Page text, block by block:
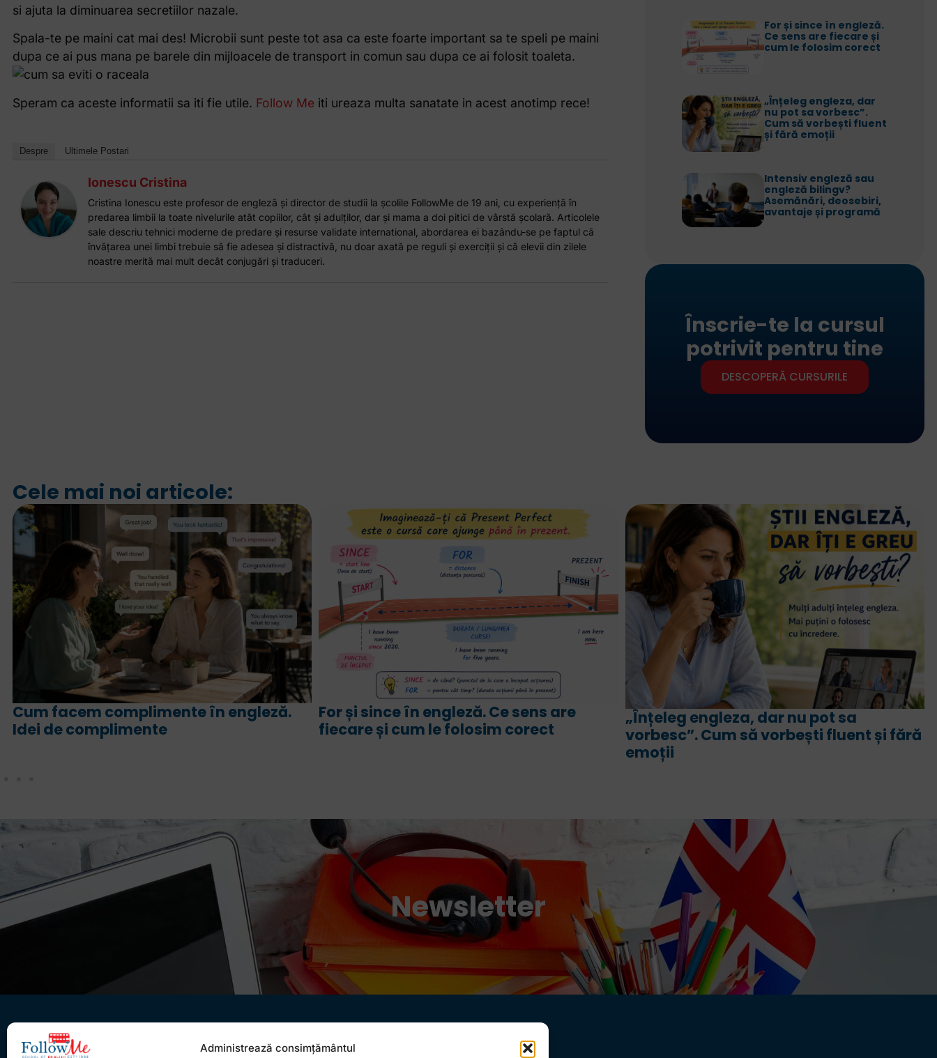
Administrează consimțământul
si ajuta la diminuarea secretiilor nazale.
Spala-te pe maini cat mai des! Microbii sunt peste tot asa ca este foarte important sa te speli pe maini
dupa ce ai pus mana pe barele din mijloacele de transport in comun sau dupa ce ai folosit toaleta.
Speram ca aceste informatii sa iti fie utile. Follow Meiti ureaza multa sanatate in acest anotimp rece!
Despre Ultimele Postari
Ionescu Cristina
Cristina Ionescu este profesor de engleză și director de studii la școlile FollowMe de 19 ani, cu experiență în
predarea limbii la toate nivelurile atât copiilor, cât și adulților, dar și mama a doi pitici de vârstă școlară. Articolele
sale descriu tehnici moderne de predare și resurse validate international, abordarea ei bazându-se pe faptul că
învățarea unei limbi trebuie să fie adesea și distractivă, nu doar axată pe reguli și exerciții și că elevii din zilele
noastre merită mai mult decât conjugări și traduceri.
For și since în engleză.
Ce sens are fiecare și
cum le folosim corect
„Înțeleg engleza, dar
nu pot sa vorbesc”.
Cum să vorbești fluent
și fără emoții
Intensiv engleză sau
engleză bilingv?
Asemănări, deosebiri,
avantaje și programă
Înscrie-te la cursul
potrivit pentru tine
DESCOPERĂ CURSURILE
Cele mai noi articole:
For și since în engleză. Ce sens are
fiecare și cum le folosim corect
„Înțeleg engleza, dar nu pot sa
vorbesc”. Cum să vorbești fluent și fără
Intensiv engleză sau engleză
Asemănări, deosebiri,
programă
Newsletter